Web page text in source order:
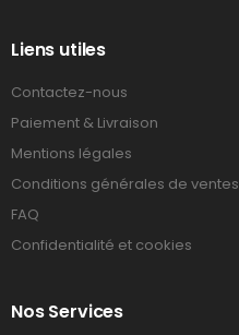
Liens utiles
Contactez-nous
Paiement & Livraison
Mentions légales
Conditions générales de ventes
FAQ
Confidentialité et cookies
Nos Services